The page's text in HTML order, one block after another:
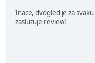
Inace, dvogled je za
zasluzuje review!